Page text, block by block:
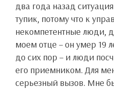
два года назад
тупик, потому что к
некомпетентные люди,
моем отце – он умер 19
до сих пор – и люди
его приемником. Для
серьезный вызов. Мне